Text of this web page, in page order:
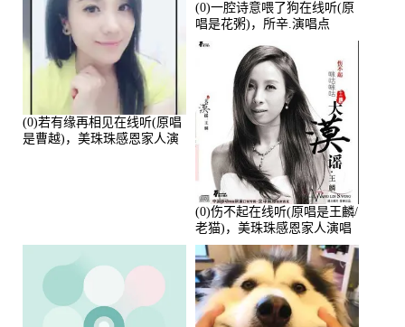
(0)若有缘再相见在线听(原唱
是曹越)，美珠珠感恩家人演
(0)一腔诗意喂了狗在线听(原
唱是花粥)，所辛.演唱点
播:80720次
(0)伤不起在线听(原唱是王麟/
老猫)，美珠珠感恩家人演唱
点播:80218次